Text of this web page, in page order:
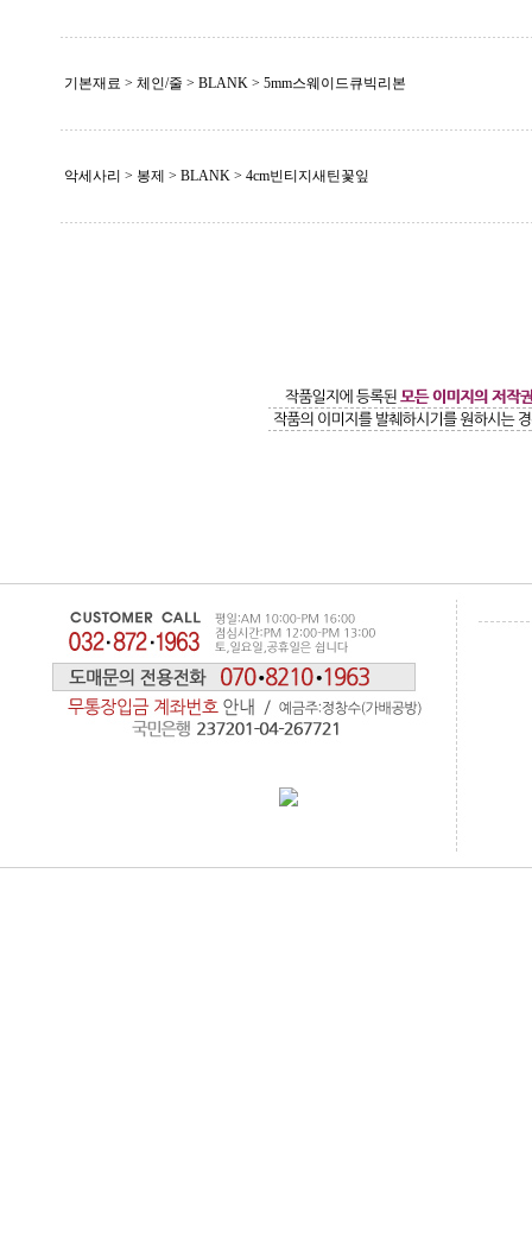
기본재료 > 체인/줄 > BLANK > 5mm스웨이드큐빅리본
악세사리 > 봉제 > BLANK > 4cm빈티지새틴꽃잎